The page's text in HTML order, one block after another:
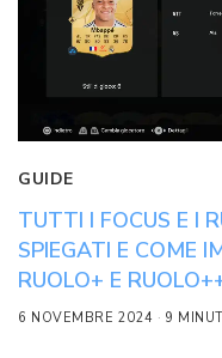
GUIDE
TUTTI I FOCUS E I
SPIEGATI E COME
RUOLO+ E
6 NOVEMBRE 2024 9